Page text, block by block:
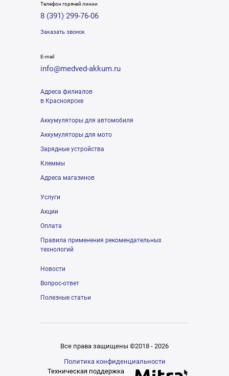
Телефон горячей линии
8 (391) 299-76-06
Заказать звонок
E-mail
info@medved-akkum.ru
Адреса филиалов
в Красноярске
Аккумуляторы для автомобиля
Аккумуляторы для мото
Зарядные устройства
Клеммы
Адреса магазинов
Услуги
Акции
Оплата
Правила применения рекомендательных
технологий
Новости
Вопрос-ответ
Полезные статьи
Все права защищены ©2018 - 2026
Политика конфиденциальности
Техническая поддержка